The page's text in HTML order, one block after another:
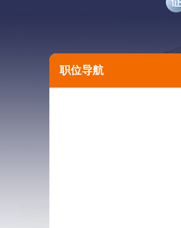
职位导航